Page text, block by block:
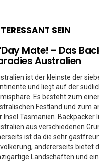
SEIN
Mate! – Das
Australien
ist der kleinste der
und liegt auf der
Es besteht zum
Festland und zum
Insel Tasmanien. Backpacker
aus verschiedenen
ist da die sehr
andererseits bietet
Landschaften und